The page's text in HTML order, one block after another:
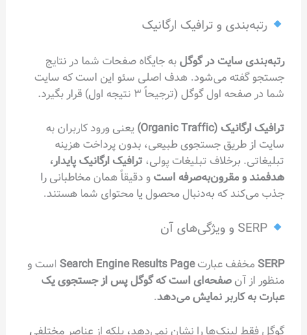
رتبه‌بندی و ترافیک ارگانیک
رتبه‌بندی سایت در گوگل به جایگاه صفحات شما در نتایج
جستجو گفته می‌شود. هدف اصلی سئو این است که سایت
شما در صفحه اول گوگل (ترجیحاً ۳ نتیجه اول) قرار بگیرد.
ترافیک ارگانیک (Organic Traffic)
یعنی ورود کاربران به
سایت از طریق جستجوی طبیعی، بدون پرداخت هزینه
تبلیغاتی. برخلاف تبلیغات پولی، ترافیک ارگانیک پایدار،
هدفمند و مقرون‌به‌صرفه است و دقیقاً همان مخاطبانی را
جذب می‌کند که به‌دنبال محصول یا محتوای شما هستند.
SERP و ویژگی‌های آن
SERPمخفف عبارتSearch Engine Results Pageاست و
منظور از آن صفحه‌ای است که گوگل پس از جستجوی یک
عبارت به کاربر نمایش می‌دهد.
گوگل فقط لینک‌ها را نشان نمی‌دهد، بلکه از عناصر مختلفی